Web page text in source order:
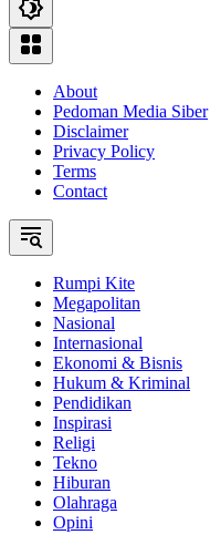
About
Pedoman Media Siber
Disclaimer
Privacy Policy
Terms
Contact
Rumpi Kite
Megapolitan
Nasional
Internasional
Ekonomi & Bisnis
Hukum & Kriminal
Pendidikan
Inspirasi
Religi
Tekno
Hiburan
Olahraga
Opini